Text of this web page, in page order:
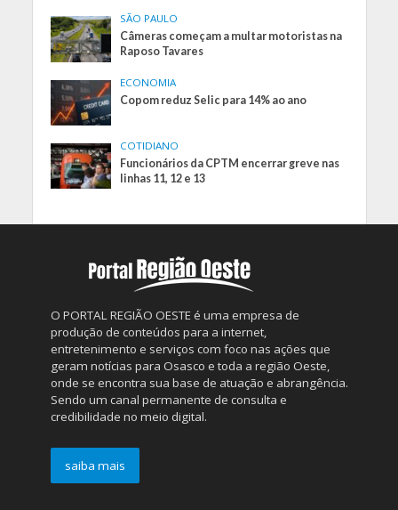
SÃO PAULO
Câmeras começam a multar motoristas na
Raposo Tavares
ECONOMIA
Copom reduz Selic para 14% ao ano
COTIDIANO
Funcionários da CPTM encerrar greve nas
linhas 11, 12 e 13
O PORTAL REGIÃO OESTE é uma empresa de
produção de conteúdos para a internet,
entretenimento e serviços com foco nas ações que
geram notícias para Osasco e toda a região Oeste,
onde se encontra sua base de atuação e abrangência.
Sendo um canal permanente de consulta e
credibilidade no meio digital.
saiba mais